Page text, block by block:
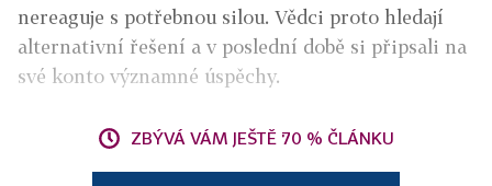
nereaguje s potřebnou silou. Vědci proto hledají
alternativní řešení a v poslední době si připsali na
své konto významné úspěchy.
ZBÝVÁ VÁM JEŠTĚ 70 % ČLÁNKU